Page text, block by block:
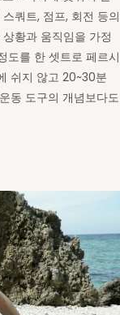
쿼트, 점프, 회전 등의
황과 움직임을 가정
도를 한 셋트로 페르시
쉬지 않고 20~30분
동 도구의 개념보다도